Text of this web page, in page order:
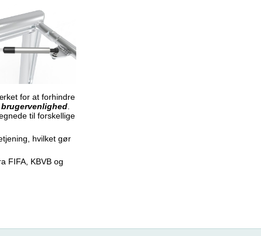
for at forhindre
til forskellige
hvilket gør
FIFA, KBVB og